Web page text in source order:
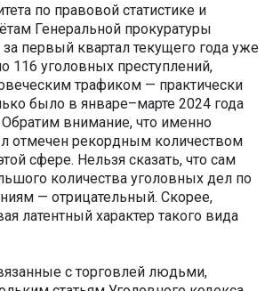
по правовой статистике и
Генеральной прокуратуры
первый квартал текущего года уже
116 уголовных преступлений,
трафиком — практически
было в январе–марте 2024 года
внимание, что именно
отмечен рекордным количеством
сфере. Нельзя сказать, что сам
количества уголовных дел по
— отрицательный. Скорее,
латентный характер такого вида
с торговлей людьми,